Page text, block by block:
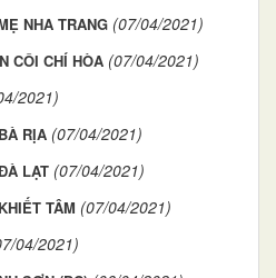
NHA TRANG (07/04/2021)
CÔI CHÍ HÒA (07/04/2021)
2021)
RỊA (07/04/2021)
LẠT (07/04/2021)
TÂM (07/04/2021)
04/2021)